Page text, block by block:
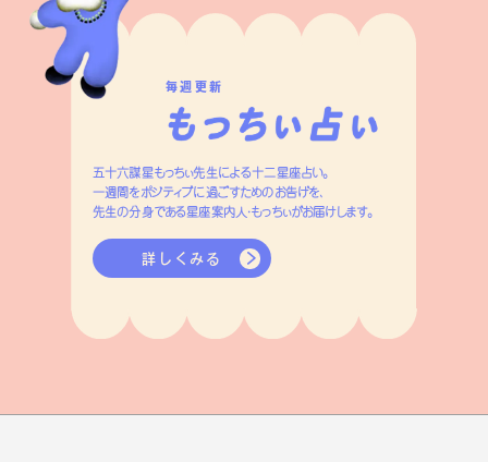
毎週更新
五十六謀星もっちぃ先生による十二星座占い。
一週間をポジティブに過ごすためのお告げを、
先生の分身である星座案内人・もっちぃがお届けします。
詳しくみる